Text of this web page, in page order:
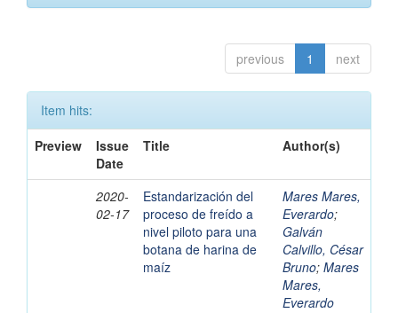
previous 1 next
Item hits:
Preview
Issue
Date
Title Author(s)
2020-
02-17
Estandarización del
proceso de freído a
nivel piloto para una
botana de harina de
maíz
Mares Mares,
Everardo;
Galván
Calvillo, César
Bruno; Mares
Mares,
Everardo